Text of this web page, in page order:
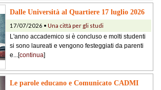
Dalle Università al Quartiere 17 luglio 2026
17/07/2026 • Una città per gli studi
L'anno accademico si è concluso e molti studenti
si sono laureati e vengono festeggiati da parenti
e...[continua]
Le parole educano e Comunicato CADMI